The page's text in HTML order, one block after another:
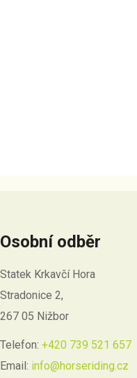
Osobní odběr
Statek Krkavčí Hora
Stradonice 2,
267 05 Nižbor
Telefon: +420 739 521 657
Email: info@horseriding.cz